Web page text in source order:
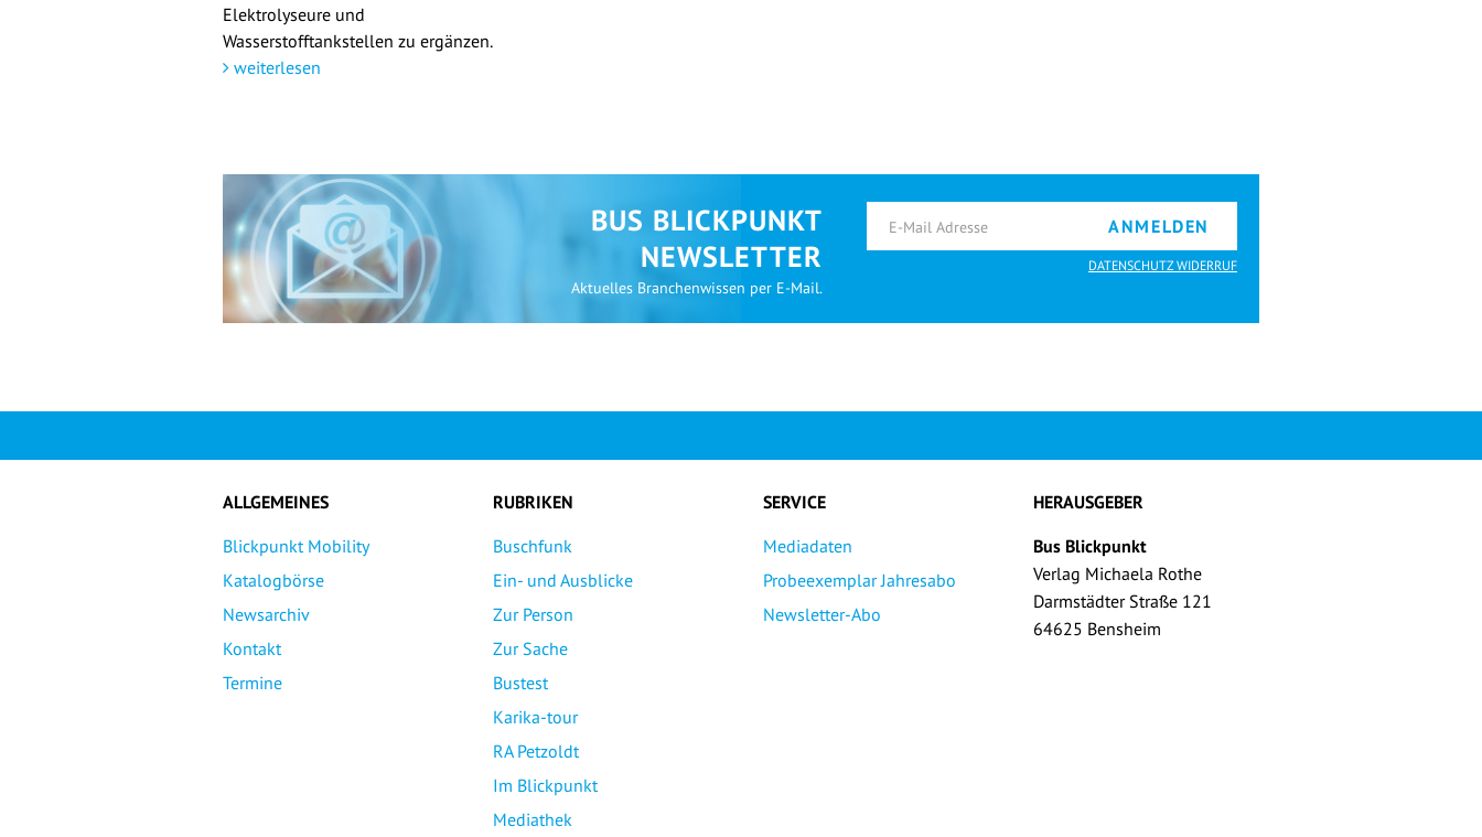
Elektrolyseure und
Wasserstofftankstellen zu ergänzen.
weiterlesen
BUS BLICKPUNKT
NEWSLETTER
Aktuelles Branchenwissen per E-Mail.
ANMELDEN
DATENSCHUTZ WIDERRUF
ALLGEMEINES
Blickpunkt Mobility
Katalogbörse
Newsarchiv
Kontakt
Termine
RUBRIKEN
Buschfunk
Ein- und Ausblicke
Zur Person
Zur Sache
Bustest
Karika-tour
RA Petzoldt
Im Blickpunkt
Mediathek
SERVICE
Mediadaten
Probeexemplar Jahresabo
Newsletter-Abo
HERAUSGEBER
Bus Blickpunkt
Verlag Michaela Rothe
Darmstädter Straße 121
64625 Bensheim